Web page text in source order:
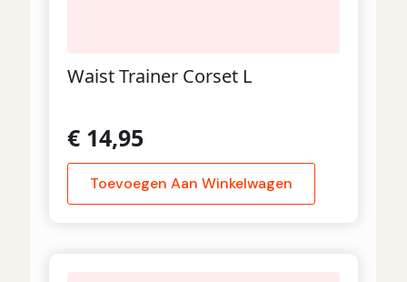
Waist Trainer Corset L
€ 14,95
Toevoegen Aan Winkelwagen